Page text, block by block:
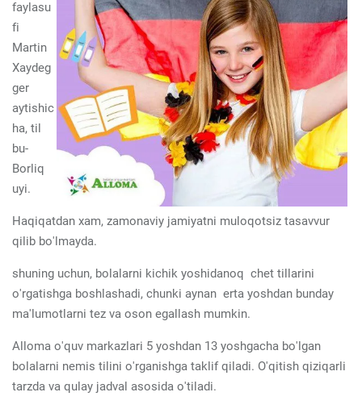
faylasu
fi
Martin
Xaydeg
ger
aytishic
ha, til
bu-
Borliq
uyi.
Haqiqatdan xam, zamonaviy jamiyatni muloqotsiz tasavvur
qilib bo'lmayda.
shuning uchun, bolalarni kichik yoshidanoq chet tillarini
o'rgatishga boshlashadi, chunki aynan erta yoshdan bunday
ma'lumotlarni tez va oson egallash mumkin.
Alloma o'quv markazlari 5 yoshdan 13 yoshgacha bo'lgan
bolalarni nemis tilini o'rganishga taklif qiladi. O'qitish qiziqarli
tarzda va qulay jadval asosida o'tiladi.